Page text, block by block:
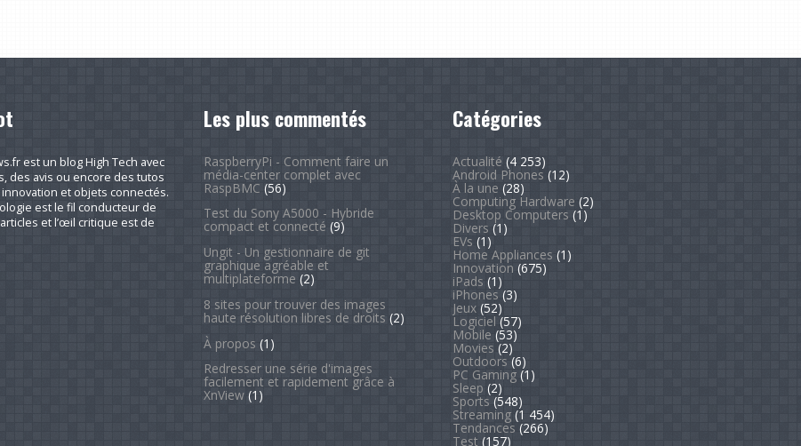
est un blog High Tech avec
des avis ou encore des tutos
et objets connectés.
est le fil conducteur de
et l’œil critique est de
Les plus commentés
RaspberryPi - Comment faire un
média-center complet avec
RaspBMC (56)
Test du Sony A5000 - Hybride
compact et connecté (9)
Ungit - Un gestionnaire de git
graphique agréable et
multiplateforme (2)
8 sites pour trouver des images
haute résolution libres de droits (2)
À propos (1)
Redresser une série d'images
facilement et rapidement grâce à
XnView(1)
Catégories
Actualité (4 253)
Android Phones(12)
À la une (28)
Computing Hardware (2)
Desktop Computers (1)
Divers (1)
EVs (1)
Home Appliances (1)
Innovation (675)
iPads (1)
iPhones(3)
Jeux(52)
Logiciel (57)
Mobile (53)
Movies (2)
Outdoors(6)
PC Gaming(1)
Sleep (2)
Sports(548)
Streaming(1 454)
Tendances(266)
Test (157)